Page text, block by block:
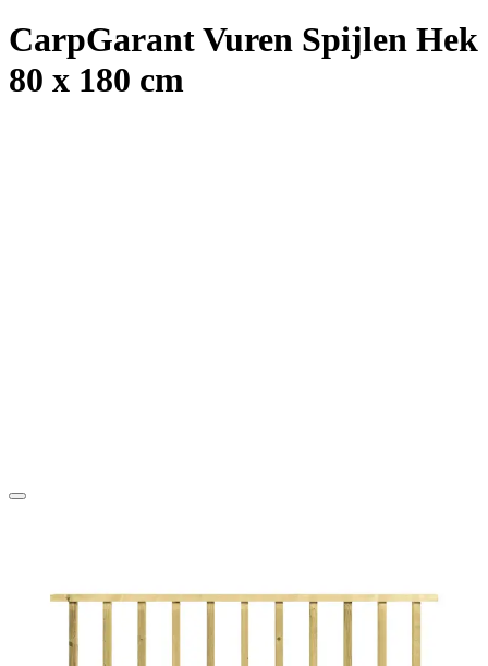
CarpGarant Vuren Spijlen Hek
80 x 180 cm